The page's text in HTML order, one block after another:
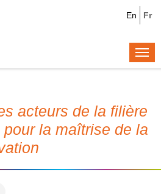
Fr
En
acteurs de la filière
la maîtrise de la